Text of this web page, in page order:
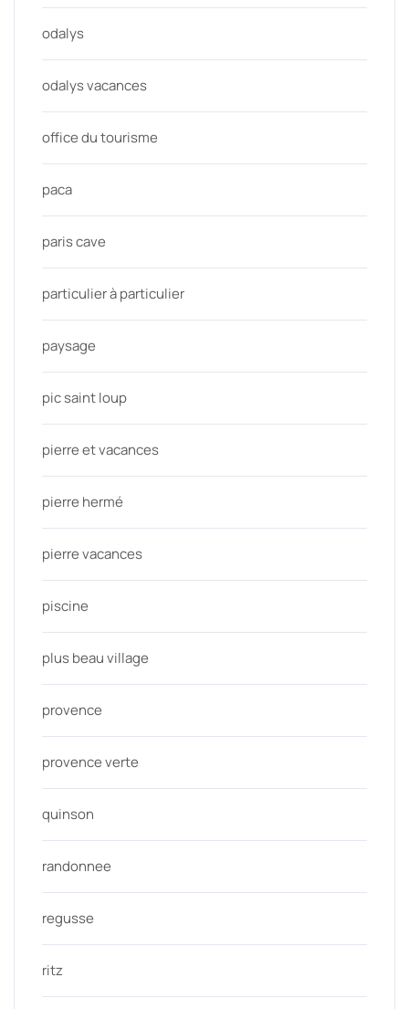
odalys
odalys vacances
office du tourisme
paca
paris cave
particulier à particulier
paysage
pic saint loup
pierre et vacances
pierre hermé
pierre vacances
piscine
plus beau village
provence
provence verte
quinson
randonnee
regusse
ritz